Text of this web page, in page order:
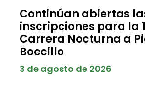
Continúan abiertas
inscripciones para la
Carrera Nocturna a
Boecillo
3 de agosto de 2026